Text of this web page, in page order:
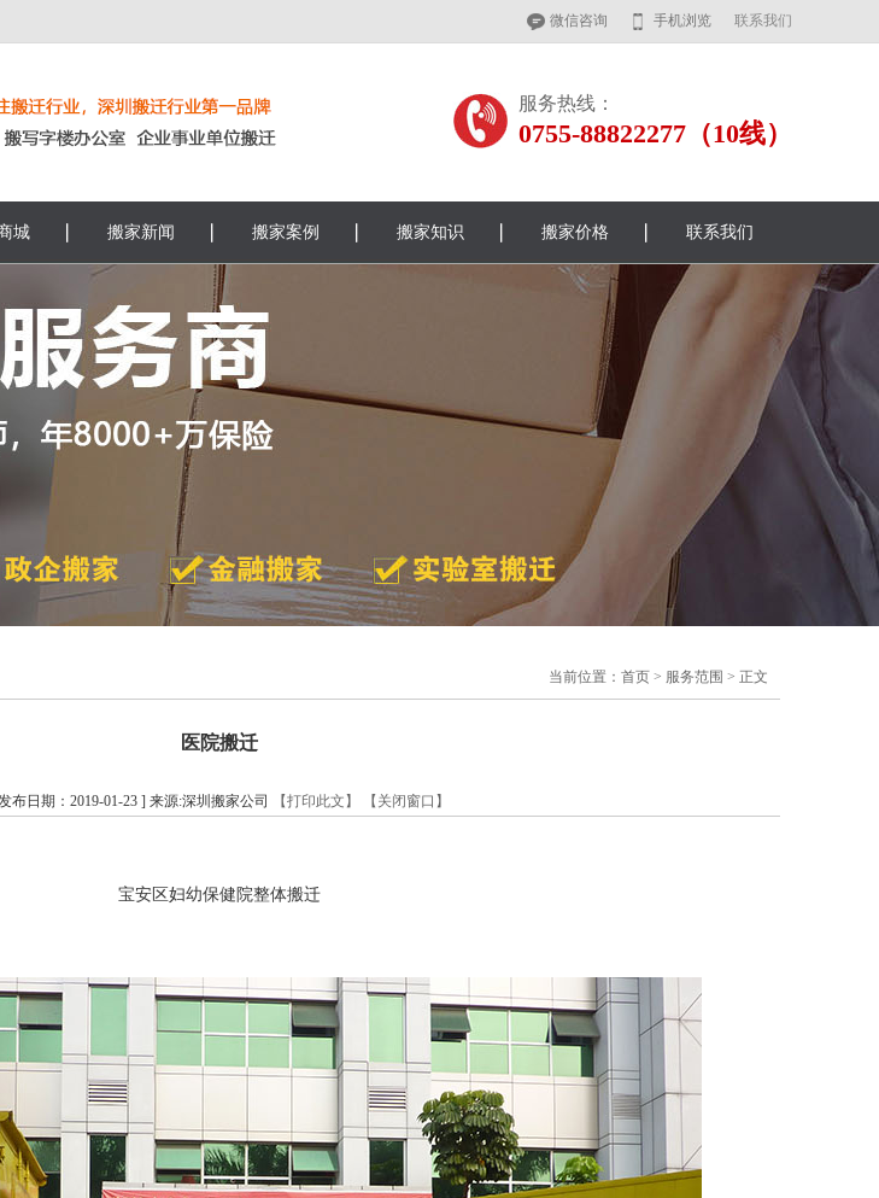
微信咨询 手机浏览 联系我们
服务热线：
0755-88822277（10线）
城 搬家新闻 搬家案例 搬家知识 搬家价格 联系我们
当前位置： 首页 > 服务范围 > 正文
医院搬迁
布日期：2019-01-23 ] 来源:深圳搬家公司 【打印此文】 【关闭窗口】
宝安区妇幼保健院整体搬迁